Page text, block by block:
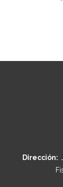
Dirección: